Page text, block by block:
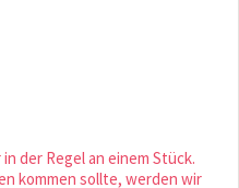
der Regel an einem Stück.
kommen sollte, werden wir